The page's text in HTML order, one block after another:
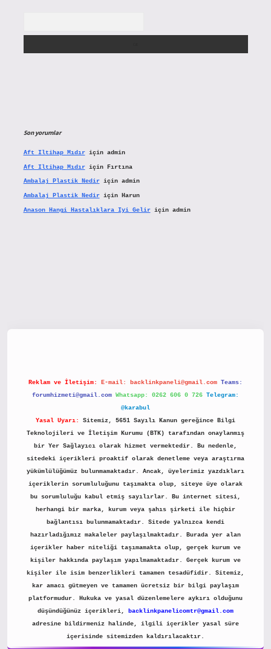
Son yorumlar
Aft Iltihap Mıdıriçin admin
Aft Iltihap Mıdıriçin Fırtına
Ambalaj Plastik Nediriçin admin
Ambalaj Plastik Nediriçin Harun
Anason Hangi Hastalıklara Iyi Geliriçin admin
Reklam ve İletişim: E-mail: backlinkpaneli@gmail.com Teams:
forumhizmeti@gmail.com Whatsapp: 0262 606 0 726 Telegram:
@karabul
Yasal Uyarı:
Sitemiz, 5651 Sayılı Kanun gereğince Bilgi
Teknolojileri ve İletişim Kurumu (BTK) tarafından onaylanmış
bir Yer Sağlayıcı olarak hizmet vermektedir. Bu nedenle,
sitedeki içerikleri proaktif olarak denetleme veya araştırma
yükümlülüğümüz bulunmamaktadır. Ancak, üyelerimiz yazdıkları
içeriklerin sorumluluğunu taşımakta olup, siteye üye olarak
bu sorumluluğu kabul etmiş sayılırlar. Bu internet sitesi,
herhangi bir marka, kurum veya şahıs şirketi ile hiçbir
bağlantısı bulunmamaktadır. Sitede yalnızca kendi
hazırladığımız makaleler paylaşılmaktadır. Burada yer alan
içerikler haber niteliği taşımamakta olup, gerçek kurum ve
kişiler hakkında paylaşım yapılmamaktadır. Gerçek kurum ve
kişiler ile isim benzerlikleri tamamen tesadüfidir. Sitemiz,
kar amacı gütmeyen ve tamamen ücretsiz bir bilgi paylaşım
platformudur. Hukuka ve yasal düzenlemelere aykırı olduğunu
düşündüğünüz içerikleri,
backlinkpanelicomtr@gmail.com
adresine bildirmeniz halinde, ilgili içerikler yasal süre
içerisinde sitemizden kaldırılacaktır.